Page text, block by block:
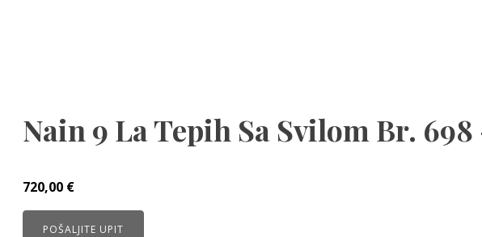
Nain 9 La Tepih Sa Svilom Br. 698
720,00 €
POŠALJITE UPIT